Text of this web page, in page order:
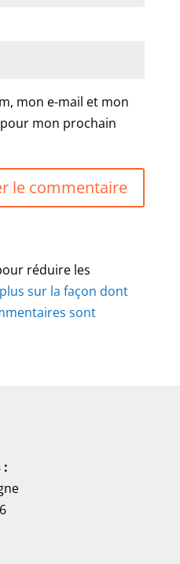
mon e-mail et mon
mon prochain
réduire les
sur la façon dont
sont
: